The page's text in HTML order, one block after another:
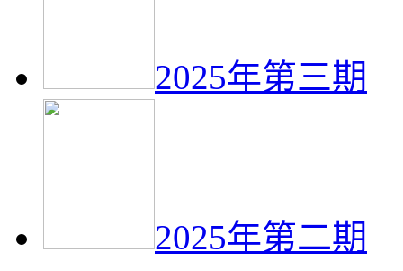
2025年第三期
2025年第二期